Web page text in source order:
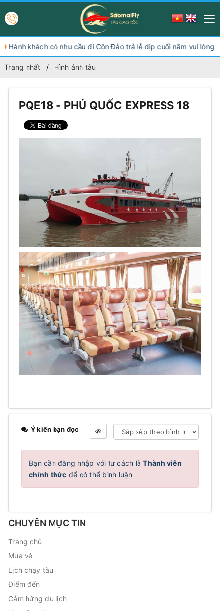
khách có nhu cầu đi Côn Đảo trả lễ dịp cuối năm vui lòng
Trang nhất Hình ảnh tàu
PQE18 - PHÚ QUỐC EXPRESS 18
Ý kiến bạn đọc
Bạn cần đăng nhập với tư cách làThành viên
chính thức để có thể bình luận
CHUYÊN MỤC TIN
Trang chủ
Mua vé
Lịch chạy tàu
Điểm đến
Cảm hứng du lịch